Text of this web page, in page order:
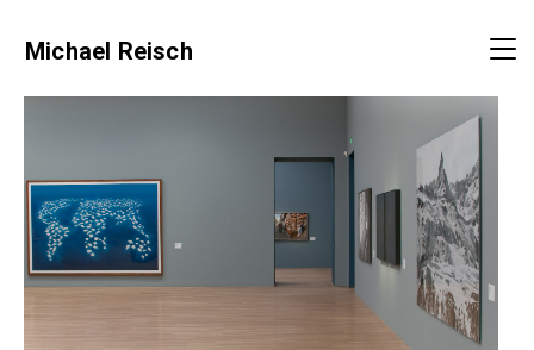
Michael Reisch